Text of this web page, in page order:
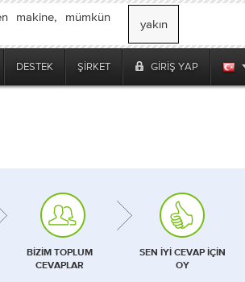
makine, mümkün
yakın
DESTEK ŞIRKET GIRIŞ YAP
BIZIM TOPLUM
CEVAPLAR
SEN IYI CEVAP IÇIN
OY